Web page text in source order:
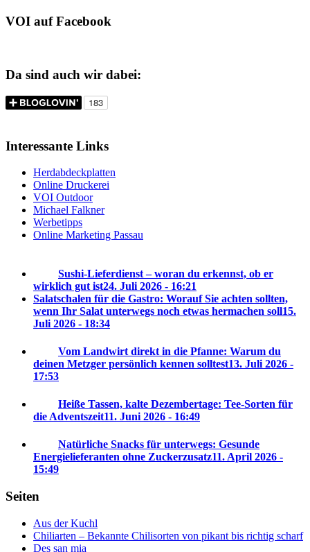
VOI auf Facebook
Da sind auch wir dabei:
Interessante Links
Herdabdeckplatten
Online Druckerei
VOI Outdoor
Michael Falkner
Werbetipps
Online Marketing Passau
Sushi-Lieferdienst – woran du erkennst, ob er
wirklich gut ist24. Juli 2026 - 16:21
Salatschalen für die Gastro: Worauf Sie achten sollten,
wenn Ihr Salat unterwegs noch etwas hermachen soll15.
Juli 2026 - 18:34
Vom Landwirt direkt in die Pfanne: Warum du
deinen Metzger persönlich kennen solltest13. Juli 2026 -
17:53
Heiße Tassen, kalte Dezembertage: Tee-Sorten für
die Adventszeit11. Juni 2026 - 16:49
Natürliche Snacks für unterwegs: Gesunde
Energielieferanten ohne Zuckerzusatz11. April 2026 -
15:49
Seiten
Aus der Kuchl
Chiliarten – Bekannte Chilisorten von pikant bis richtig scharf
Des san mia